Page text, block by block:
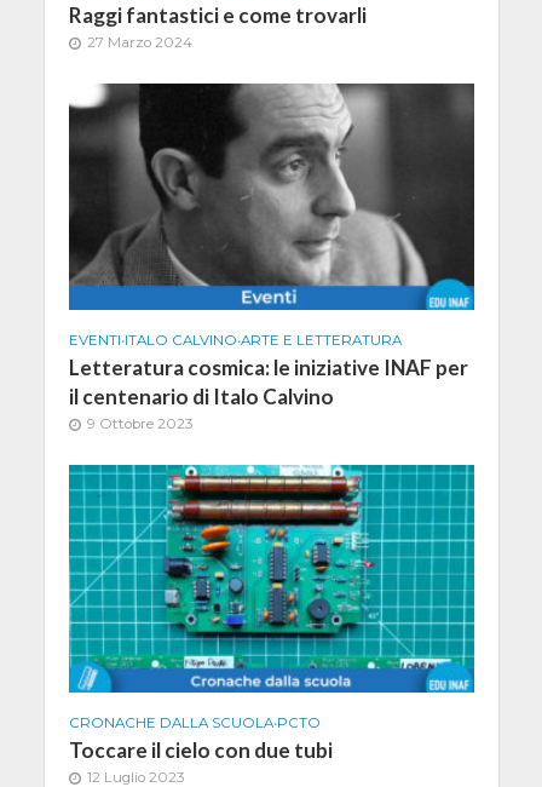
Raggi fantastici e come trovarli
27 Marzo 2024
EVENTI•ITALO CALVINO•ARTE E LETTERATURA
Letteratura cosmica: le iniziative INAF per
il centenario di Italo Calvino
9 Ottobre 2023
CRONACHE DALLA SCUOLA•PCTO
Toccare il cielo con due tubi
12 Luglio 2023